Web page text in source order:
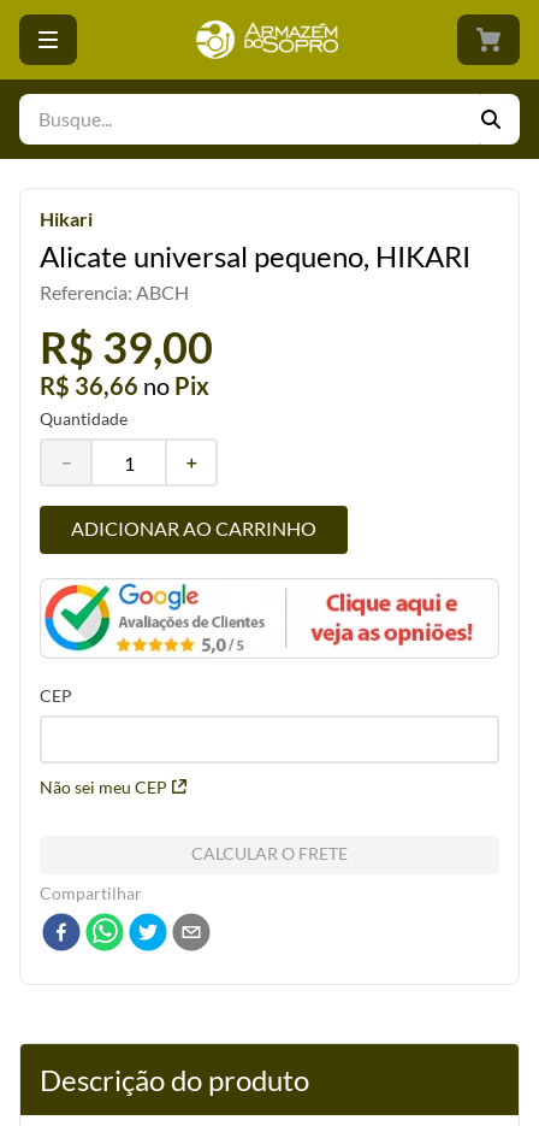
Busque...
Hikari
Alicate universal pequeno, HIKARI
Referencia: ABCH
R$ 39,00
R$ 36,66 no Pix
Quantidade
＋
－
ADICIONAR AO CARRINHO
CEP
Não sei meu CEP
CALCULAR O FRETE
Compartilhar
Descrição do produto